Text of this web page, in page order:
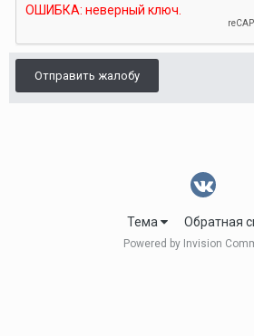
Отправить жалобу
Тема Обратная
Powered by Invision